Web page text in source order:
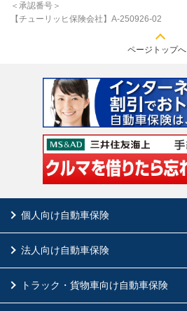
＜承認番号＞
【チューリッヒ保険会社】A-250926-02
ページトップへ
個人向け自動車保険
法人向け自動車保険
トラック・貨物車向け自動車保険